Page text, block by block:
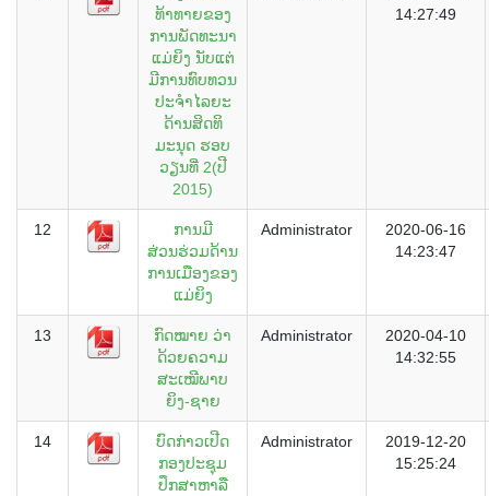
ທ້າທາຍຂອງ
ການພັດທະນາ
ແມ່ຍິງ ນັບແຕ່
ມີການທົບທວນ
ປະຈຳໄລຍະ
ດ້ານສິດທິ
ມະນຸດ ຮອບ
ວຽນທີ່ 2(ປີ
2015)
14:27:49
12
ການມີ
ສ່ວນຮ່ວມດ້ານ
ການເມືອງຂອງ
ແມ່ຍິງ
Administrator
2020-06-16
14:23:47
13
ກົດໝາຍ ວ່າ
ດ້ວຍຄວາມ
ສະເໝີພາບ
ຍິງ-ຊາຍ
Administrator
2020-04-10
14:32:55
14
ບົດກ່າວເປີດ
ກອງປະຊຸມ
ປຶກສາຫາລື
Administrator
2019-12-20
15:25:24